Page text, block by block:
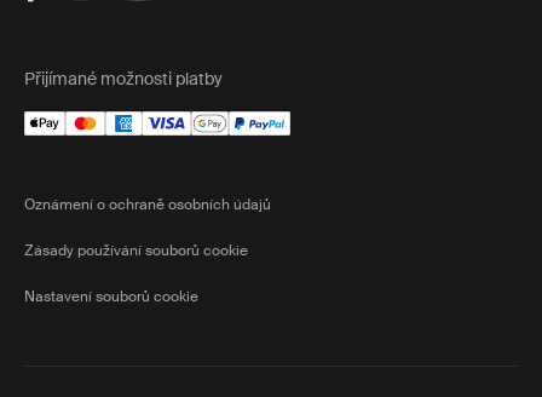
Přijímané možnosti platby
Oznámení o ochraně osobních údajů
Zásady používání souborů cookie
Nastavení souborů cookie